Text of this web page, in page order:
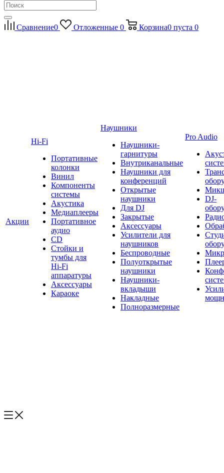
Сравнение0 Отложенные 0 Корзина0 пуста 0
Акции
Hi-Fi
Портативные
колонки
Винил
Компоненты
системы
Акустика
Медиаплееры
Портативное
аудио
CD
Стойки и
тумбы для
Hi-Fi
аппаратуры
Аксессуары
Караоке
Наушники
Наушники-
гарнитуры
Внутриканальные
Наушники для
конференций
Открытые
наушники
Для DJ
Закрытые
Аксессуары
Усилители для
наушников
Беспроводные
Полуоткрытые
наушники
Наушники-
вкладыши
Накладные
Полноразмерные
Pro Audio
DJ-